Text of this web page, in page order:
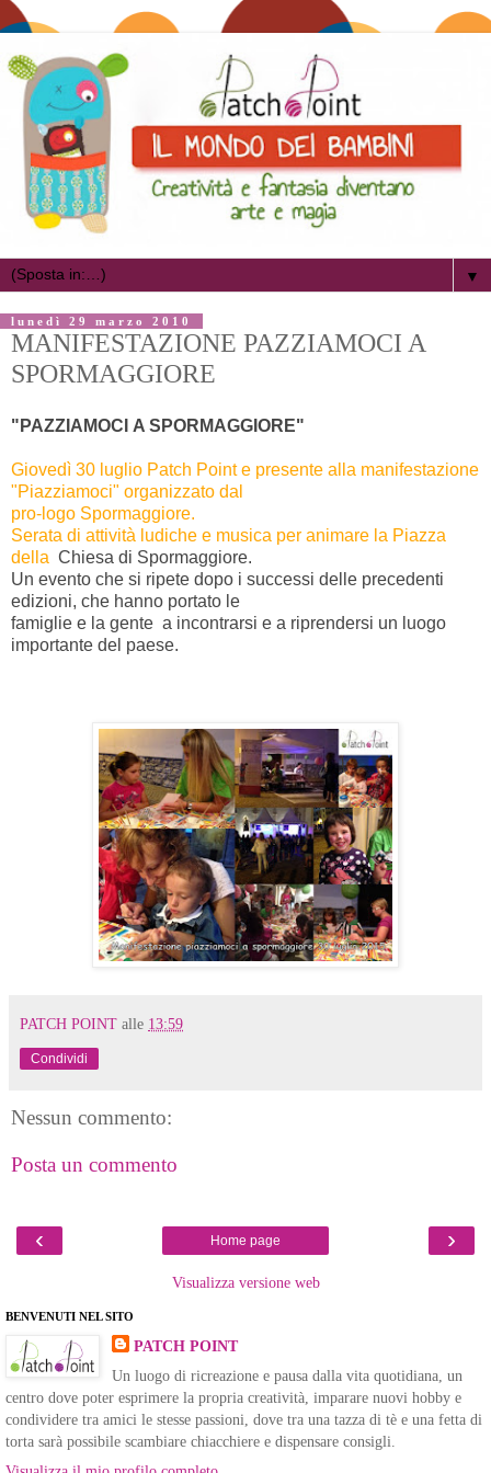
▼
lunedì 29 marzo 2010
MANIFESTAZIONE PAZZIAMOCI A
SPORMAGGIORE
"PAZZIAMOCI A SPORMAGGIORE"
Giovedì 30 luglio Patch Point e presente alla manifestazione
"Piazziamoci" organizzato dal
pro-logo Spormaggiore.
Serata di attività ludiche e musica per animare la Piazza
della Chiesa di Spormaggiore.
Un evento che si ripete dopo i successi delle precedenti
edizioni, che hanno portato le
famiglie e la gente a incontrarsi e a riprendersi un luogo
importante del paese.
PATCH POINT alle 13:59
Condividi
Nessun commento:
Posta un commento
‹ ›
Home page
Visualizza versione web
BENVENUTI NEL SITO
PATCH POINT
Un luogo di ricreazione e pausa dalla vita quotidiana, un
centro dove poter esprimere la propria creatività, imparare nuovi hobby e
condividere tra amici le stesse passioni, dove tra una tazza di tè e una fetta di
torta sarà possibile scambiare chiacchiere e dispensare consigli.